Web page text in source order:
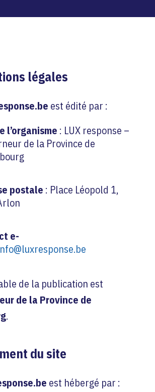
légales
est édité par :
l’organisme : LUX response –
de la Province de
postale : Place Léopold 1,
e-
de la publication est
de la Province de
.
du site
est hébergé par :